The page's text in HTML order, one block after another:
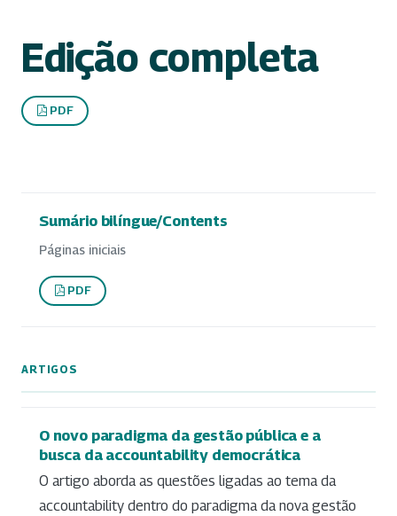
Edição completa
PDF
Sumário bilíngue/Contents
Páginas iniciais
PDF
ARTIGOS
O novo paradigma da gestão pública e a
busca da accountability democrática
O artigo aborda as questões ligadas ao tema da
accountability dentro do paradigma da nova gestão